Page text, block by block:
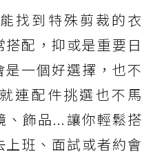
能找到特殊剪裁的衣
配，抑或是重要日
一個好選擇，也不
連配件挑選也不馬
、飾品...讓你輕鬆搭
上班、面試或者約會